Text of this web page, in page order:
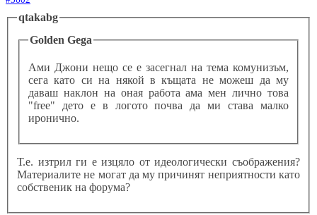
qtakabg
Golden Gega
Ами Джони нещо се е засегнал на тема комунизъм,
сега като си на някой в къщата не можеш да му
даваш наклон на оная работа ама мен лично това
"free" дето е в логото почва да ми става малко
иронично.
Т.е. изтрил ги е изцяло от идеологически съображения?
Материалите не могат да му причинят неприятности като
собственик на форума?